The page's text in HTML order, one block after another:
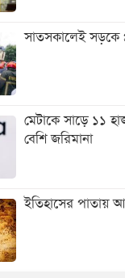
সাতসকালেই সড়কে
মেটাকে সাড়ে ১১
বেশি জরিমানা
ইতিহাসের পাতায়